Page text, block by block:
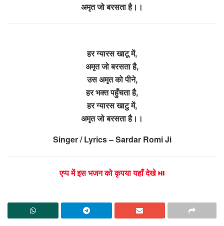
अमृत जो बरसता है।।
हर ग्यारस खाटू में,
अमृत जो बरसता है,
उस अमृत को पीने,
हर भक्त पहुँचता है,
हर ग्यारस खाटु में,
अमृत जो बरसता है।।
Singer / Lyrics – Sardar Romi Ji
एप्प में इस भजन को कृपया यहाँ देखे ⏯